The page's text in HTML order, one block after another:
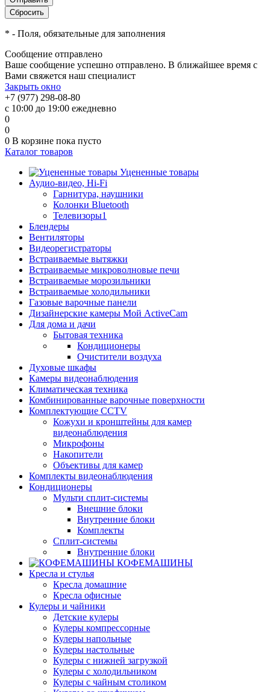
* - Поля, обязательные для заполнения
Сообщение отправлено
Ваше сообщение успешно отправлено. В ближайшее время с
Вами свяжется наш специалист
Закрыть окно
+7 (977) 298-08-80
с 10:00 до 19:00 ежедневно
0
0
0 В корзине пока пусто
Каталог товаров
Уцененные товары
Аудио-видео, Hi-Fi
Гарнитура, наушники
Колонки Bluetooth
Телевизоры1
Блендеры
Вентиляторы
Видеорегистраторы
Встраиваемые вытяжки
Встраиваемые микроволновые печи
Встраиваемые морозильники
Встраиваемые холодильники
Газовые варочные панели
Дизайнерские камеры Мой ActiveCam
Для дома и дачи
Бытовая техника
Кондиционеры
Очистители воздуха
Духовые шкафы
Камеры видеонаблюдения
Климатическая техника
Комбинированные варочные поверхности
Комплектующие CCTV
Кожухи и кронштейны для камер
видеонаблюдения
Микрофоны
Накопители
Объективы для камер
Комплекты видеонаблюдения
Кондиционеры
Мульти сплит-системы
Внешние блоки
Внутренние блоки
Комплекты
Сплит-системы
Внутренние блоки
КОФЕМАШИНЫ
Кресла и стулья
Кресла домашние
Кресла офисные
Кулеры и чайники
Детские кулеры
Кулеры компрессорные
Кулеры напольные
Кулеры настольные
Кулеры с нижней загрузкой
Кулеры с холодильником
Кулеры с чайным столиком